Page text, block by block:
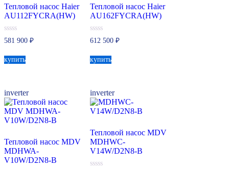
Тепловой насос Haier
AU112FYCRA(HW)
0
из
581 900 ₽
купить
Тепловой насос Haier
AU162FYCRA(HW)
0
из
612 500₽
купить
inverter
Тепловой насос MDV
MDHWA-
V10W/D2N8-B
inverter
Тепловой насос MDV
MDHWC-
V14W/D2N8-B